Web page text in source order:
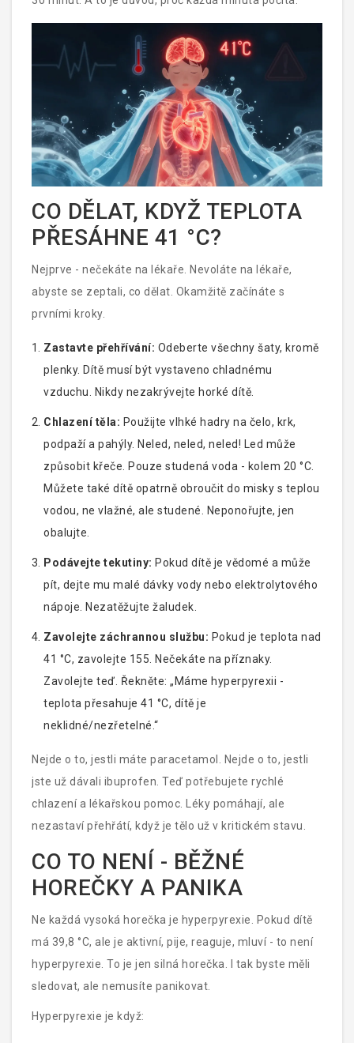
CO DĚLAT, KDYŽ TEPLOTA
PŘESÁHNE 41 °C?
Nejprve - nečekáte na lékaře. Nevoláte na lékaře,
abyste se zeptali, co dělat. Okamžitě začínáte s
prvními kroky.
Zastavte přehřívání: Odeberte všechny šaty, kromě
plenky. Dítě musí být vystaveno chladnému
vzduchu. Nikdy nezakrývejte horké dítě.
Chlazení těla: Použijte vlhké hadry na čelo, krk,
podpaží a pahýly. Neled, neled, neled! Led může
způsobit křeče. Pouze studená voda - kolem 20 °C.
Můžete také dítě opatrně obroučit do misky s teplou
vodou, ne vlažné, ale studené. Neponořujte, jen
obalujte.
Podávejte tekutiny: Pokud dítě je vědomé a může
pít, dejte mu malé dávky vody nebo elektrolytového
nápoje. Nezatěžujte žaludek.
Zavolejte záchrannou službu: Pokud je teplota nad
41 °C, zavolejte 155. Nečekáte na příznaky.
Zavolejte teď. Řekněte: „Máme hyperpyrexii -
teplota přesahuje 41 °C, dítě je
neklidné/nezřetelné.“
Nejde o to, jestli máte paracetamol. Nejde o to, jestli
jste už dávali ibuprofen. Teď potřebujete rychlé
chlazení a lékařskou pomoc. Léky pomáhají, ale
nezastaví přehřátí, když je tělo už v kritickém stavu.
CO TO NENÍ - BĚŽNÉ
HOREČKY A PANIKA
Ne každá vysoká horečka je hyperpyrexie. Pokud dítě
má 39,8 °C, ale je aktivní, pije, reaguje, mluví - to není
hyperpyrexie. To je jen silná horečka. I tak byste měli
sledovat, ale nemusíte panikovat.
Hyperpyrexie je když: